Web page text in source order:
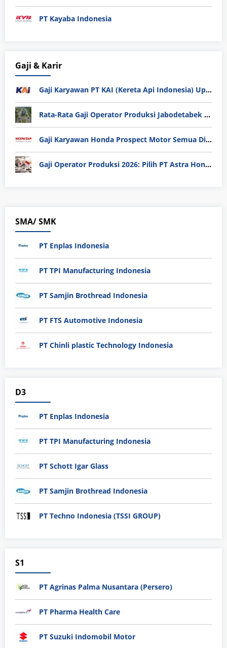
PT Kayaba Indonesia
Gaji & Karir
Gaji Karyawan PT KAI (Kereta Api Indonesia) Update 2025
Rata-Rata Gaji Operator Produksi Jabodetabek 2025: Bedah Tuntas UMK, Lemburan, dan Realita Hidup Buruh
Gaji Karyawan Honda Prospect Motor Semua Divisi
Gaji Operator Produksi 2026: Pilih PT Astra Honda Motor (AHM) atau Manufaktur di Jepang?
SMA/ SMK
PT Enplas Indonesia
PT TPI Manufacturing Indonesia
PT Samjin Brothread Indonesia
PT FTS Automotive Indonesia
PT Chinli plastic Technology Indonesia
D3
PT Enplas Indonesia
PT TPI Manufacturing Indonesia
PT Schott Igar Glass
PT Samjin Brothread Indonesia
PT Techno Indonesia (TSSI GROUP)
S1
PT Agrinas Palma Nusantara (Persero)
PT Pharma Health Care
PT Suzuki Indomobil Motor